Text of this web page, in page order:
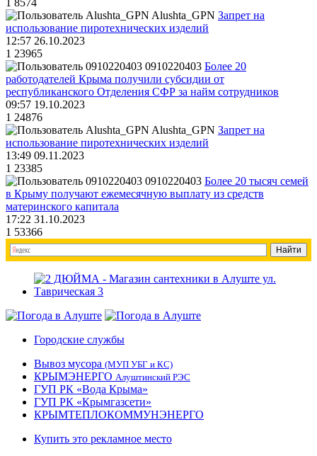
1 8574
Alushta_GPN Запрет на
использование пиротехнических изделий
12:57 26.10.2023
1 23965
0910220403 Более 20
работодателей Крыма получили субсидии от
республиканского Отделения СФР за найм сотрудников
09:57 19.10.2023
1 24876
Alushta_GPN Запрет на
использование пиротехнических изделий
13:49 09.11.2023
1 23385
0910220403 Более 20 тысяч семей
в Крыму получают ежемесячную выплату из средств
материнского капитала
17:22 31.10.2023
1 53366
Городские службы
Вывоз мусора (МУП УБГ и КС)
КРЫМЭНЕРГО Алуштинский РЭС
ГУП РК «Вода Крыма»
ГУП РК «Крымгазсети»
КРЫМТЕПЛОКОММУНЭНЕРГО
Купить это рекламное место